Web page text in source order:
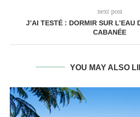
next post
J’AI TESTÉ : DORMIR SUR L’EAU
CABANÉE
YOU MAY ALSO